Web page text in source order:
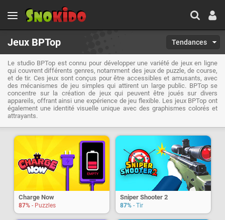
Jeux BPTop Tendances
Le studio BPTop est connu pour développer une variété de jeux en ligne
qui couvrent différents genres, notamment des jeux de puzzle, de course,
et de tir. Ces jeux sont conçus pour être accessibles et amusants, avec
des mécanismes de jeu simples qui attirent un large public. BPTop se
concentre sur la création de jeux qui peuvent être joués sur divers
appareils, offrant ainsi une expérience de jeu flexible. Les jeux BPTop ont
également une identité visuelle unique avec des graphismes colorés et
attrayants.
Charge Now
87% - Puzzles
Sniper Shooter 2
87% - Tir